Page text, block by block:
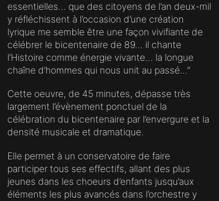
essentielles… que des citoyens de l’an deux-mil
y réfléchissent à l’occasion d’une création
lyrique me semble être une façon vivifiante de
célébrer le bicentenaire de 89… il chante
l’Histoire comme énergie vivante… la longue
chaîne d’hommes qui nous unit au passé…”
Cette oeuvre, de 45 minutes, dépasse très
largement l’évènement ponctuel de la
célébration du bicentenaire par l’envergure et la
densité musicale et dramatique.
Elle permet à un conservatoire de faire
participer tous ses effectifs, allant des plus
jeunes dans les choeurs d’enfants jusqu’aux
éléments les plus avancés dans l’orchestre y